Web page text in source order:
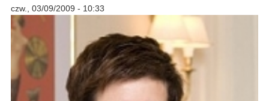
czw., 03/09/2009 - 10:33